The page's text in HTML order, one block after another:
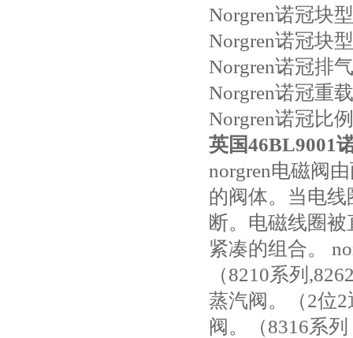
Norgren诺冠块
Norgren诺冠块
Norgren诺冠排
Norgren诺冠重
Norgren诺冠比
英国46BL9001
norgren电磁阀
的阀体。当电
断。电磁线圈
紧凑的组合。
（8210系列
蒸汽阀。（2位
阀。（8316系